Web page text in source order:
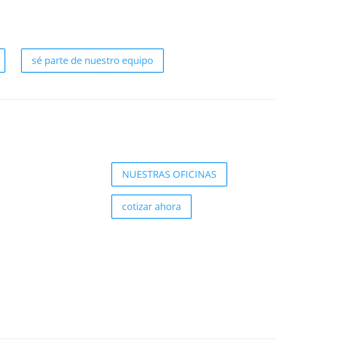
sé parte de nuestro equipo
NUESTRAS OFICINAS
cotizar ahora